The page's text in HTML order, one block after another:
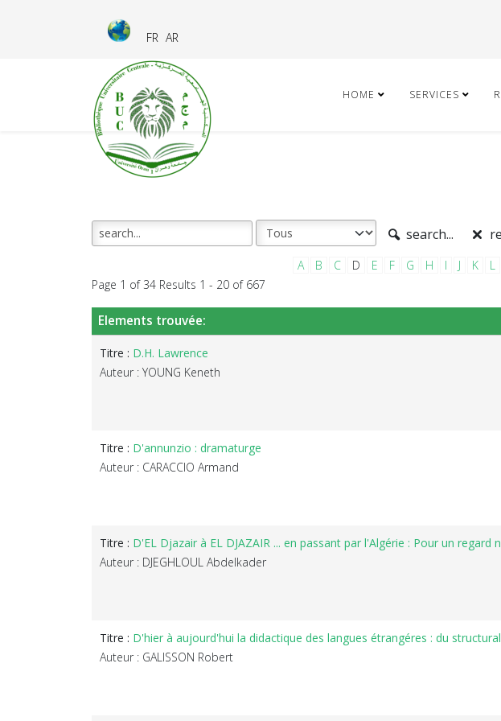
FR AR
HOME SERVICES
search...
A B C D E F G H I J K L
Page 1 of 34 Results 1 - 20 of 667
Elements trouvée:
Titre : D.H. Lawrence
Auteur : YOUNG Keneth
Titre : D'annunzio : dramaturge
Auteur : CARACCIO Armand
Titre : D'EL Djazair à EL DJAZAIR ... en passant par l'Algérie : Pour un
Auteur : DJEGHLOUL Abdelkader
Titre : D'hier à aujourd'hui la didactique des langues étrangéres : du
Auteur : GALISSON Robert